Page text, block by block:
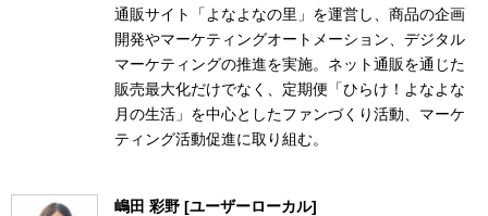
通販サイト「よなよなの里」を運営し、商品の企画
開発やマーケティングオートメーション、デジタル
マーケティングの推進を実施。ネット通販を通じた
販売最大化だけでなく、定期便「ひらけ！よなよな
月の生活」を中心としたファンづくり活動、マーケ
ティング活動促進に取り組む。
嶋田 彩野 [ユーザーローカル]